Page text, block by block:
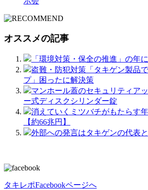
オススメの記事
「環境対策・保全の推進」の年に
盗難・防犯対策「タキゲン製品
プ」困ったに解決策
マンホール蓋のセキュリティア
ー式ディスクシリンダー錠
消えていくミツバチがもたらす
【約66兆円】
外部への発言はタキゲンの代表
タキレポFacebookページへ